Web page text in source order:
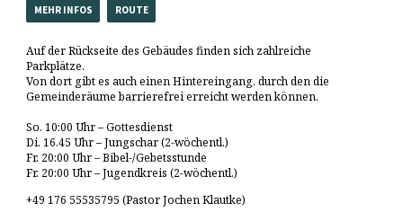
MEHR INFOS ROUTE
Auf der Rückseite des Gebäudes finden sich zahlreiche
Parkplätze.
Von dort gibt es auch einen Hintereingang, durch den die
Gemeinderäume barrierefrei erreicht werden können.
So. 10:00 Uhr – Gottesdienst
Di. 16.45 Uhr – Jungschar (2-wöchentl.)
Fr. 20:00 Uhr – Bibel-/Gebetsstunde
Fr. 20:00 Uhr – Jugendkreis (2-wöchentl.)
+49 176 55535795 (Pastor Jochen Klautke)